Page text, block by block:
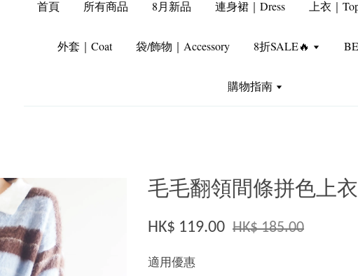
首頁 所有商品 8月新品 連身裙｜Dress 上衣｜
外套｜Coat 袋/飾物｜Accessory 8折SALE🔥
購物指南
毛毛翻領間條拼色上
HK$ 119.00 HK$ 185.00
適用優惠